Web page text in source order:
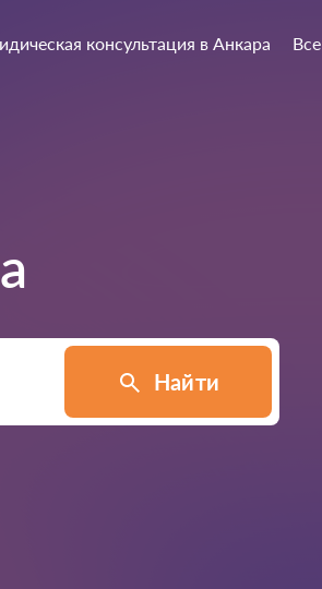
консультация в Анкара
Найти